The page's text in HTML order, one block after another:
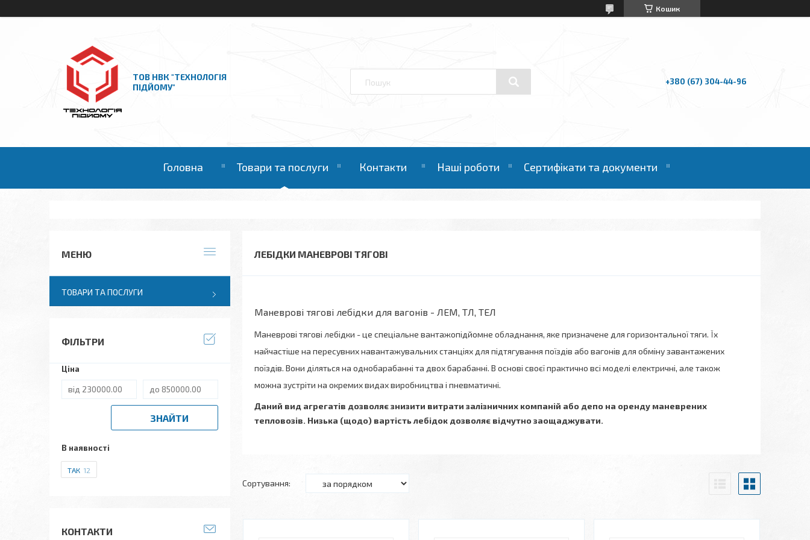
Кошик
ТОВ НВК "ТЕХНОЛОГІЯ
ПІДЙОМУ"
+380 (67) 304-44-96
Головна Товари та послуги Контакти Наші роботи Сертифікати та документи
ЛЕБІДКИ МАНЕВРОВІ ТЯГОВІ
Маневрові тягові лебідки для вагонів - ЛЕМ, ТЛ, ТЕЛ
Маневрові тягові лебідки - це спеціальне вантажопідйомне обладнання, яке призначене для горизонтальної тяги. Їх
найчастіше на пересувних навантажувальних станціях для підтягування поїздів або вагонів для обміну завантажених
поїздів. Вони діляться на однобарабанні та двох барабанні. В основі своєї практично всі моделі електричні, але також
можна зустріти на окремих видах виробництва і пневматичні.
Даний вид агрегатів дозволяє знизити витрати залізничних компаній або депо на оренду маневрених
тепловозів. Низька (щодо) вартість лебідок дозволяє відчутно заощаджувати.
ТОВАРИ ТА ПОСЛУГИ
ФІЛЬТРИ
Ціна
ЗНАЙТИ
В наявності
ТАК 12
КОНТАКТИ